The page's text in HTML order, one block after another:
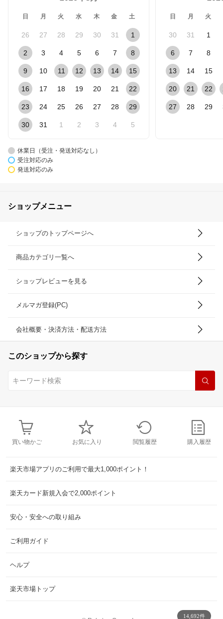
14,692件
日 月 火 水 木 金 土
26 27 28 29 30 31 1
2 3 4 5 6 7 8
9 10 11 12 13 14 15
16 17 18 19 20 21 22
23 24 25 26 27 28 29
30 31 1 2 3 4 5
日 月 火
30 31 1
6 7 8
13 14 15
20 21 22
27 28 29
休業日（受注・発送対応なし）
受注対応のみ
発送対応のみ
ショップメニュー
ショップのトップページへ
商品カテゴリ一覧へ
ショップレビューを見る
メルマガ登録(PC)
会社概要・決済方法・配送方法
このショップから探す
買い物かご お気に入り 閲覧履歴 購入履歴
楽天市場アプリのご利用で最大1,000ポイント！
楽天カード新規入会で2,000ポイント
安心・安全への取り組み
ご利用ガイド
ヘルプ
楽天市場トップ